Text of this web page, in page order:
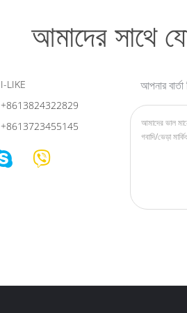
আমাদের সাথে
I-LIKE
+8613824322829
+8613723455145
আপনার